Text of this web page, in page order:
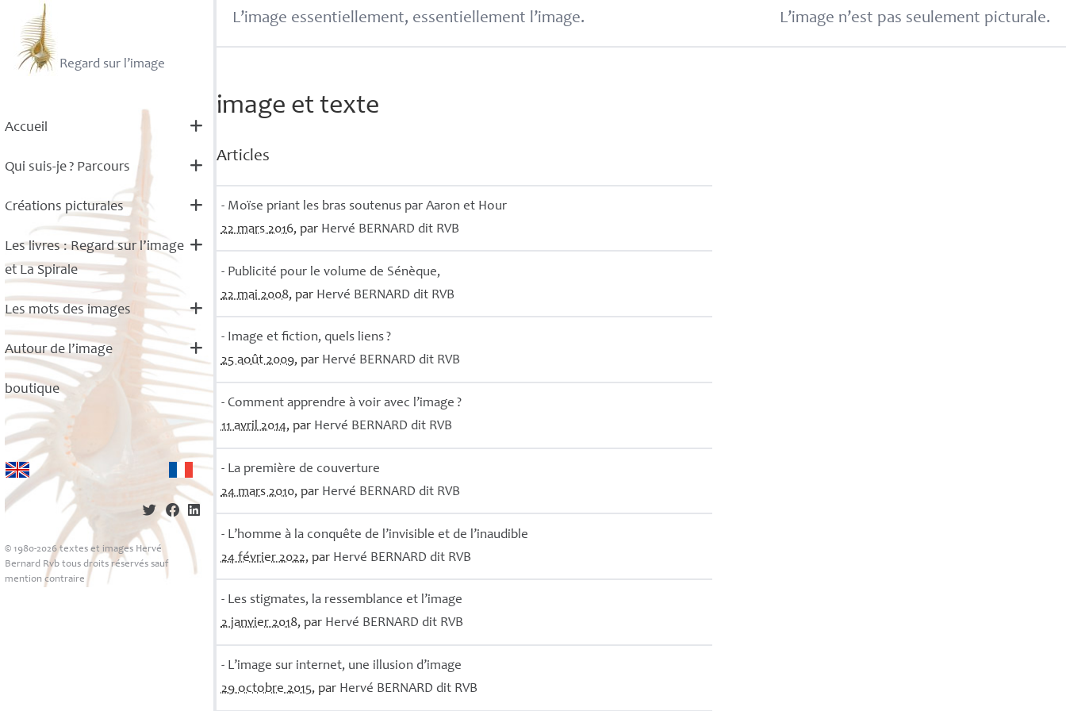
Regard sur l’image
Accueil
Qui suis-je? Parcours
Créations picturales
Les livres : Regard sur l’image
et La Spirale
Les mots des images
Autour de l’image
boutique
© 1980-2026 textes et images Hervé
Bernard Rvb tous droits réservés sauf
mention contraire
L’image essentiellement, essentiellement l’image. L’image n’est pas seulement picturale.
image et texte
Articles
- Moïse priant les bras soutenus par Aaron et Hour
22 mars 2016, par Hervé BERNARD dit RVB
- Publicité pour le volume de Sénèque,
22 mai 2008, par Hervé BERNARD dit RVB
- Image et fiction, quels liens ?
25 août 2009, par Hervé BERNARD dit RVB
- Comment apprendre à voir avec l’image ?
11 avril 2014, par Hervé BERNARD dit RVB
- La première de couverture
24 mars 2010, par Hervé BERNARD dit RVB
- L’homme à la conquête de l’invisible et de l’inaudible
24 février 2022, par Hervé BERNARD dit RVB
- Les stigmates, la ressemblance et l’image
2 janvier 2018, par Hervé BERNARD dit RVB
- L’image sur internet, une illusion d’image
29 octobre 2015, par Hervé BERNARD dit RVB